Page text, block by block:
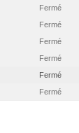
Fermé
Fermé
Fermé
Fermé
Fermé
Fermé